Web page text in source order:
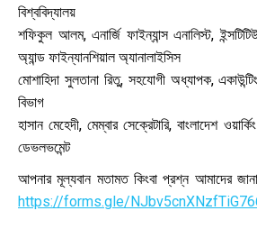
বিশ্ববিদ্যালয়
শফিকুল আলম, এনার্জি ফাইন্যান্স এনালিস্ট,
অ্যান্ড ফাইন্যানশিয়াল অ্যানালাইসিস
মোশাহিদা সুলতানা রিতু, সহযোগী অধ্যাপক,
বিভাগ
হাসান মেহেদী, মেম্বার সেক্রেটারি, বাংলাদেশ
ডেভলভমেন্ট
আপনার মূল্যবান মতামত কিংবা প্রশ্ন আমাদের
https://forms.gle/